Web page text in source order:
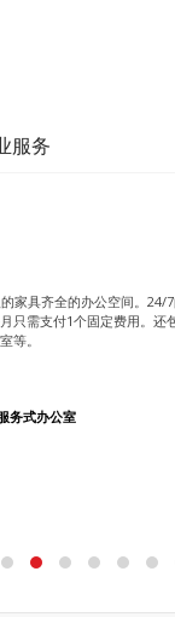
服务
按小时或全天出租。